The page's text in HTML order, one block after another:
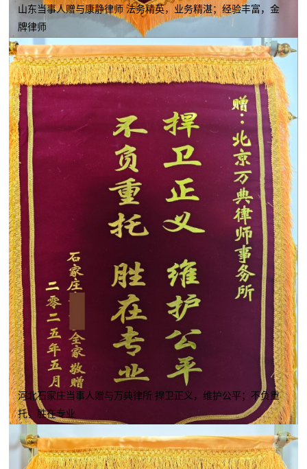
山东当事人赠与康静律师 法务精英，业务精湛；经验丰富，金
牌律师
河北石家庄当事人赠与万典律所 捍卫正义，维护公平；不负重
托，胜在专业